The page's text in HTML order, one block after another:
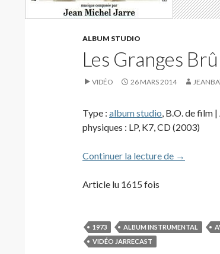
ALBUM STUDIO
Les Granges
VIDÉO 26 MARS 2014
Type : album studio, B.O. de film
physiques : LP, K7, CD (2003)
Continuer la lecture de Les
→
Article lu 1615 fois
1973 ALBUM INSTRUMENTAL
VIDÉO JARRECAST